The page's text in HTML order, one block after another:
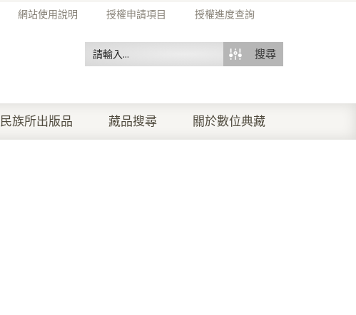
網站使用說明 授權申請項目 授權進度查詢
搜尋
民族所出版品 藏品搜尋 關於數位典藏